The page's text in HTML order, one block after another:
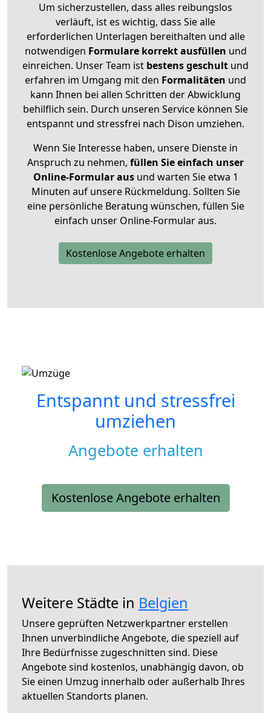
Um sicherzustellen, dass alles reibungslos
verläuft, ist es wichtig, dass Sie alle
erforderlichen Unterlagen bereithalten und alle
notwendigen Formulare korrekt ausfüllen und
einreichen. Unser Team ist bestens geschult und
erfahren im Umgang mit den Formalitäten und
kann Ihnen bei allen Schritten der Abwicklung
behilflich sein. Durch unseren Service können Sie
entspannt und stressfrei nach Dison umziehen.
Wenn Sie Interesse haben, unsere Dienste in
Anspruch zu nehmen, füllen Sie einfach unser
Online-Formular ausund warten Sie etwa 1
Minuten auf unsere Rückmeldung. Sollten Sie
eine persönliche Beratung wünschen, füllen Sie
einfach unser Online-Formular aus.
Kostenlose Angebote erhalten
Entspannt und stressfrei
umziehen
Angebote erhalten
Kostenlose Angebote erhalten
Weitere Städte in Belgien
Unsere geprüften Netzwerkpartner erstellen
Ihnen unverbindliche Angebote, die speziell auf
Ihre Bedürfnisse zugeschnitten sind. Diese
Angebote sind kostenlos, unabhängig davon, ob
Sie einen Umzug innerhalb oder außerhalb Ihres
aktuellen Standorts planen.